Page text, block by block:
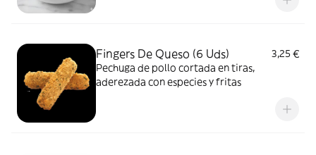
Fingers De Queso (6 Uds)
3,25 €
Pechuga de pollo cortada en tiras,
aderezada con especies y fritas